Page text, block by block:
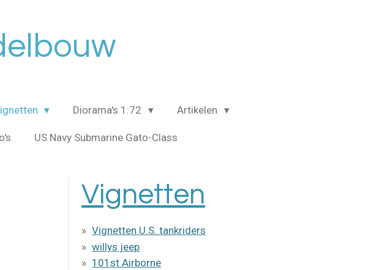
Diorama's 1:72 Artikelen
US Navy Submarine Gato-Class
Vignetten
Vignetten U.S. tankriders
willys jeep
101st Airborne